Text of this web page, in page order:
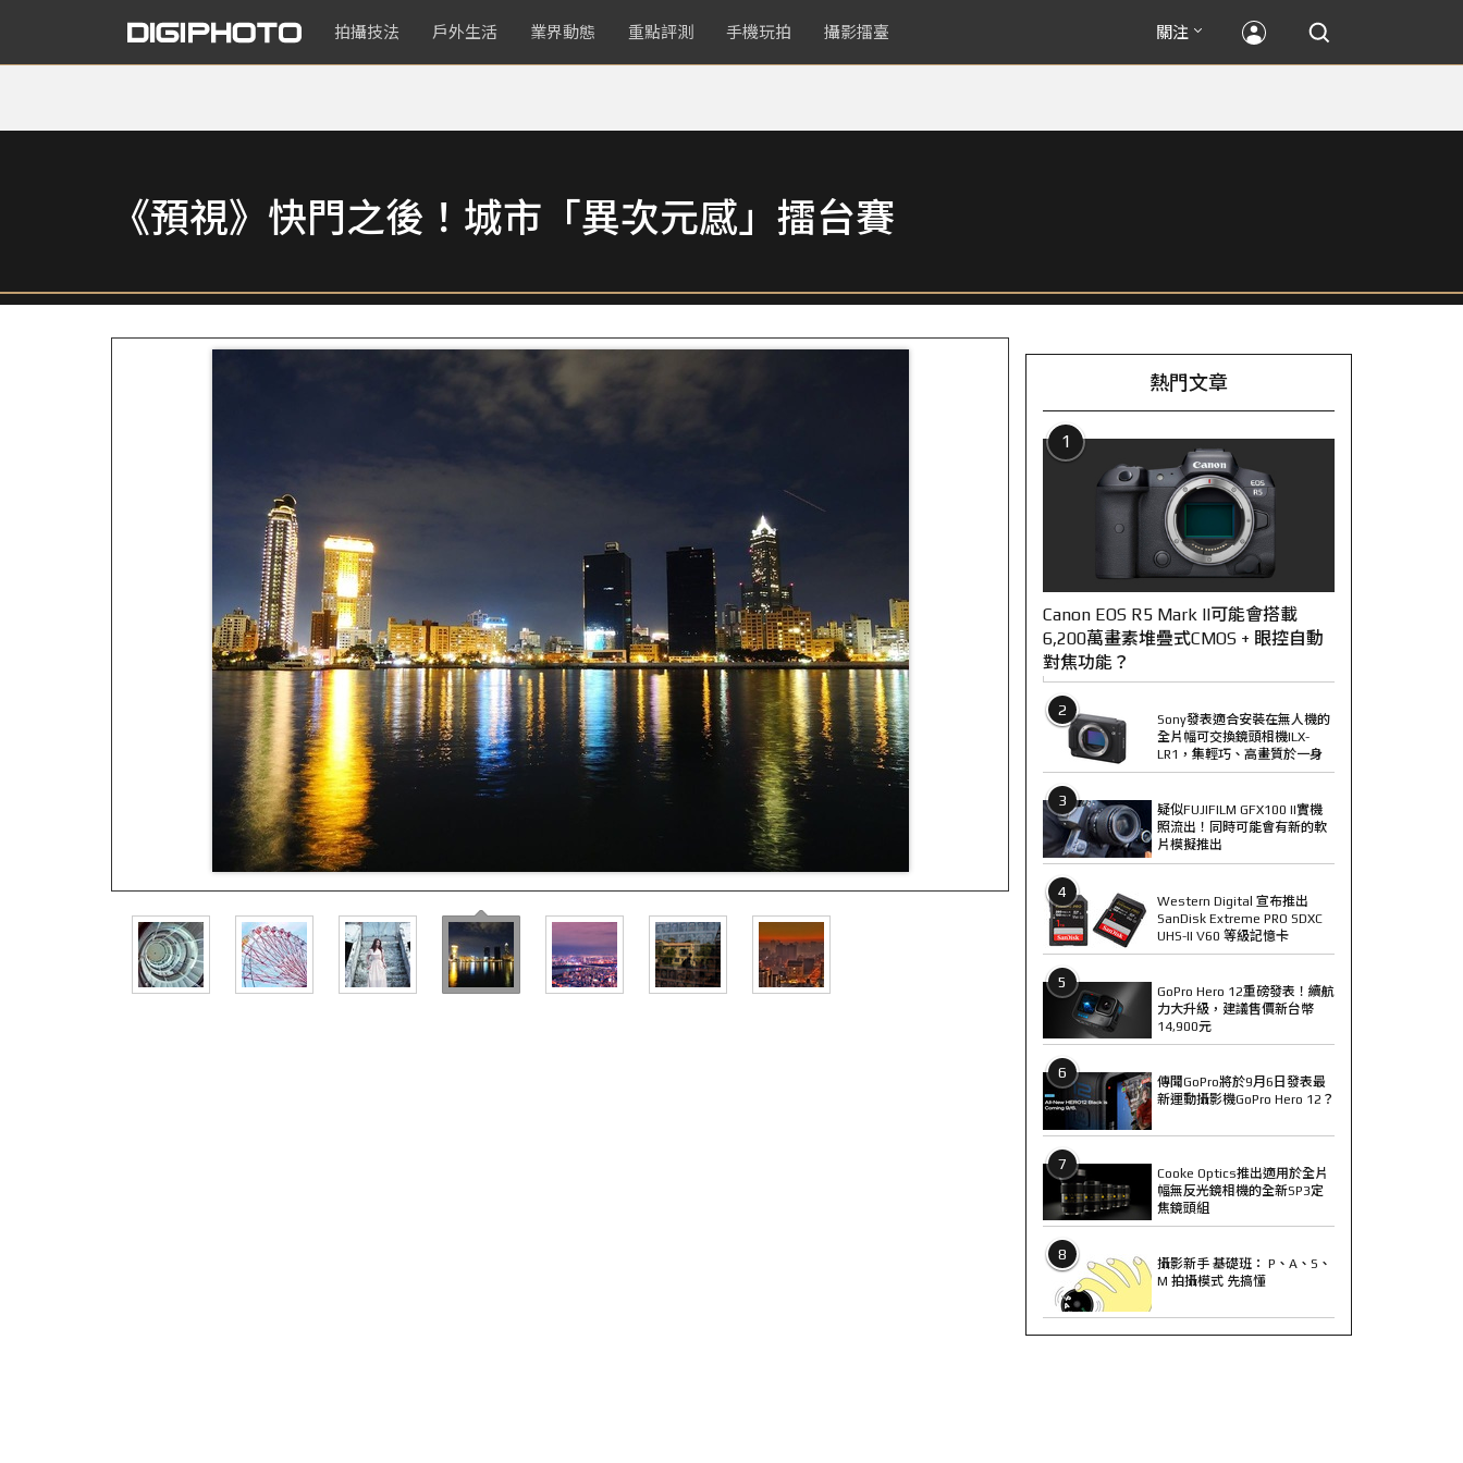
拍攝技法 戶外生活 業界動態 重點評測 手機玩拍 攝影擂臺 關注
《預視》快門之後！城市「異次元感」擂台賽
熱門文章
1
Canon EOS R5 Mark II可能會搭載
6,200萬畫素堆疊式CMOS + 眼控自動
對焦功能？
2
Sony發表適合安裝在無人機的
全片幅可交換鏡頭相機ILX-
LR1，集輕巧、高畫質於一身
3
疑似FUJIFILM GFX100 II實機
照流出！同時可能會有新的軟
片模擬推出
4
Western Digital 宣布推出
SanDisk Extreme PRO SDXC
UHS-II V60 等級記憶卡
5
GoPro Hero 12重磅發表！續航
力大升級，建議售價新台幣
14,900元
6
傳聞GoPro將於9月6日發表最
新運動攝影機GoPro Hero 12？
7
Cooke Optics推出適用於全片
幅無反光鏡相機的全新SP3定
焦鏡頭組
8
攝影新手 基礎班： P、A、S、
M 拍攝模式 先搞懂